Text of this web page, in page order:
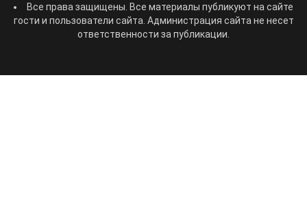
Все права защищены. Все материалы публикуют на сайте
гости и пользователи сайта. Администрация сайта не несет
ответственности за публикации.